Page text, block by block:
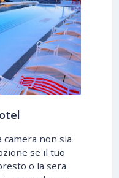
non sia
se il tuo
o la sera